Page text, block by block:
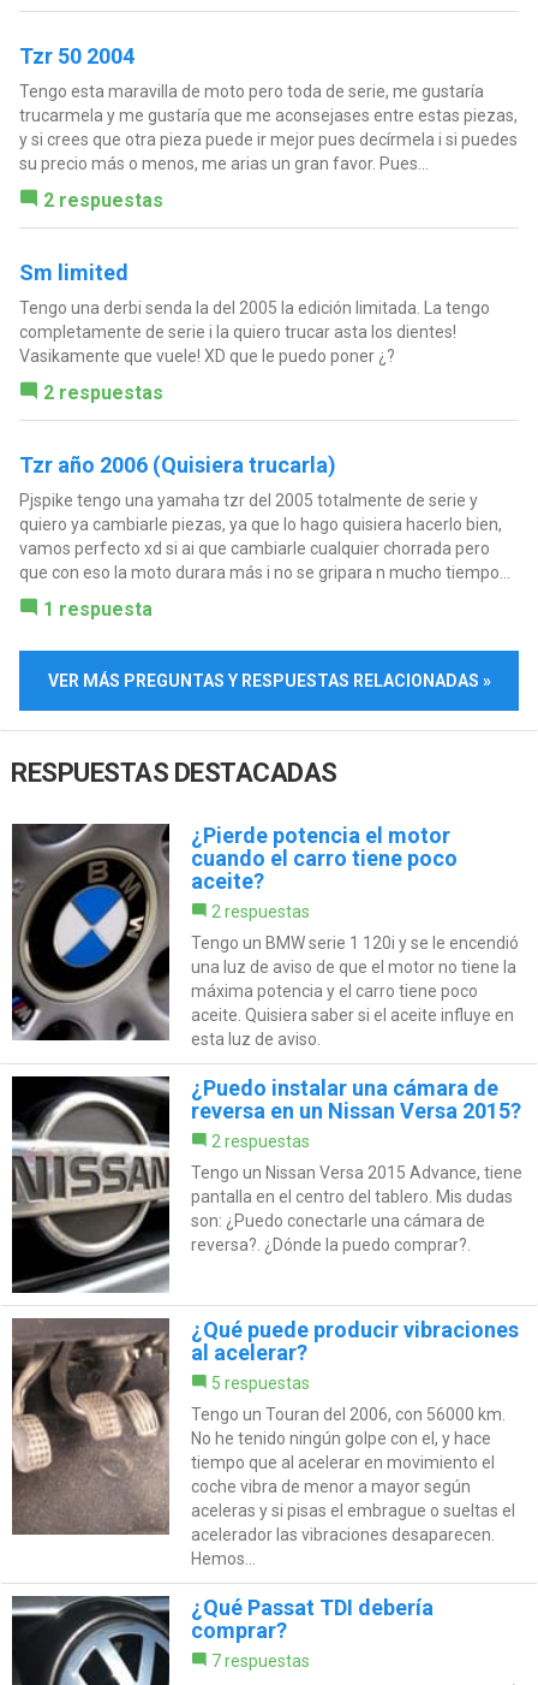
Tzr 50 2004
Tengo esta maravilla de moto pero toda de serie, me gustaría
trucarmela y me gustaría que me aconsejases entre estas piezas,
y si crees que otra pieza puede ir mejor pues decírmela i si puedes
su precio más o menos, me arias un gran favor. Pues...
2 respuestas
Sm limited
Tengo una derbi senda la del 2005 la edición limitada. La tengo
completamente de serie i la quiero trucar asta los dientes!
Vasikamente que vuele! XD que le puedo poner ¿?
2 respuestas
Tzr año 2006 (Quisiera trucarla)
Pjspike tengo una yamaha tzr del 2005 totalmente de serie y
quiero ya cambiarle piezas, ya que lo hago quisiera hacerlo bien,
vamos perfecto xd si ai que cambiarle cualquier chorrada pero
que con eso la moto durara más i no se gripara n mucho tiempo...
1 respuesta
VER MÁS PREGUNTAS Y RESPUESTAS RELACIONADAS »
RESPUESTAS DESTACADAS
¿Pierde potencia el motor
cuando el carro tiene poco
aceite?
2 respuestas
Tengo un BMW serie 1 120i y se le encendió
una luz de aviso de que el motor no tiene la
máxima potencia y el carro tiene poco
aceite. Quisiera saber si el aceite influye en
esta luz de aviso.
¿Puedo instalar una cámara de
reversa en un Nissan Versa 2015?
2 respuestas
Tengo un Nissan Versa 2015 Advance, tiene
pantalla en el centro del tablero. Mis dudas
son: ¿Puedo conectarle una cámara de
reversa?. ¿Dónde la puedo comprar?.
¿Qué puede producir vibraciones
al acelerar?
5 respuestas
Tengo un Touran del 2006, con 56000 km.
No he tenido ningún golpe con el, y hace
tiempo que al acelerar en movimiento el
coche vibra de menor a mayor según
aceleras y si pisas el embrague o sueltas el
acelerador las vibraciones desaparecen.
Hemos...
¿Qué Passat TDI debería
comprar?
7 respuestas